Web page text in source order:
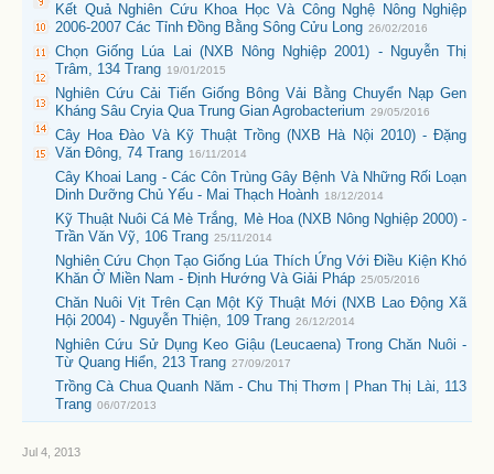
Kết Quả Nghiên Cứu Khoa Học Và Công Nghệ Nông Nghiệp
2006-2007 Các Tỉnh Đồng Bằng Sông Cửu Long 26/02/2016
Chọn Giống Lúa Lai (NXB Nông Nghiệp 2001) - Nguyễn Thị
Trâm, 134 Trang 19/01/2015
Nghiên Cứu Cải Tiến Giống Bông Vải Bằng Chuyển Nạp Gen
Kháng Sâu Cryia Qua Trung Gian Agrobacterium 29/05/2016
Cây Hoa Đào Và Kỹ Thuật Trồng (NXB Hà Nội 2010) - Đặng
Văn Đông, 74 Trang 16/11/2014
Cây Khoai Lang - Các Côn Trùng Gây Bệnh Và Những Rối Loạn
Dinh Dưỡng Chủ Yếu - Mai Thạch Hoành 18/12/2014
Kỹ Thuật Nuôi Cá Mè Trắng, Mè Hoa (NXB Nông Nghiệp 2000) -
Trần Văn Vỹ, 106 Trang 25/11/2014
Nghiên Cứu Chọn Tạo Giống Lúa Thích Ứng Với Điều Kiện Khó
Khăn Ở Miền Nam - Định Hướng Và Giải Pháp 25/05/2016
Chăn Nuôi Vịt Trên Cạn Một Kỹ Thuật Mới (NXB Lao Động Xã
Hội 2004) - Nguyễn Thiện, 109 Trang 26/12/2014
Nghiên Cứu Sử Dụng Keo Giậu (Leucaena) Trong Chăn Nuôi -
Từ Quang Hiển, 213 Trang 27/09/2017
Trồng Cà Chua Quanh Năm - Chu Thị Thơm | Phan Thị Lài, 113
Trang 06/07/2013
Jul 4, 2013